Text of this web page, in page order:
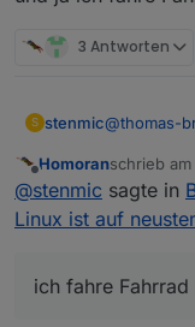
3 Antworten
S stenmic@thomas-
dann ist
bin brav
pauschalen
Offline
Homoranschrieb am
zuletzt
@stenmic sagte in
Linux ist auf
ich fahre Fahrrad